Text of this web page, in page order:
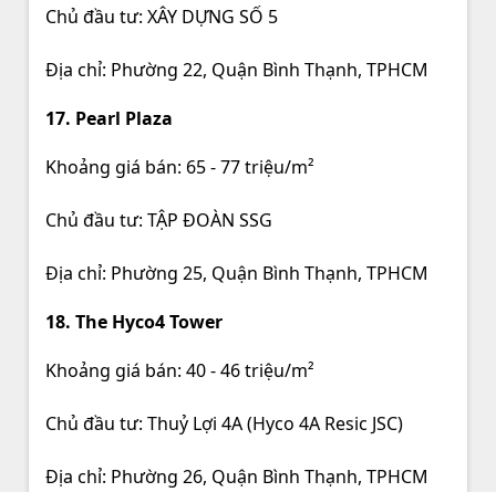
Chủ đầu tư: XÂY DỰNG SỐ 5
Địa chỉ: Phường 22, Quận Bình Thạnh, TPHCM
17. Pearl Plaza
Khoảng giá bán: 65 - 77 triệu/m²
Chủ đầu tư: TẬP ĐOÀN SSG
Địa chỉ: Phường 25, Quận Bình Thạnh, TPHCM
18. The Hyco4 Tower
Khoảng giá bán: 40 - 46 triệu/m²
Chủ đầu tư: Thuỷ Lợi 4A (Hyco 4A Resic JSC)
Địa chỉ: Phường 26, Quận Bình Thạnh, TPHCM